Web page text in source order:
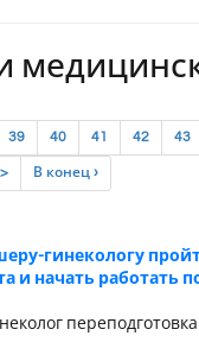
39 40 41 42 43
> В конец ›
гинекологу
и начать работать